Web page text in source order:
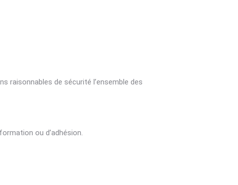
raisonnables de sécurité l’ensemble des
ou d’adhésion.